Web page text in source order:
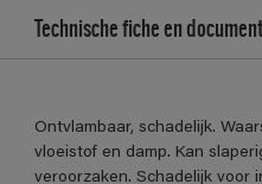
Technische fiche en
Ontvlambaar, schadelijk.
vloeistof en damp. Kan
veroorzaken. Schadelijk voor